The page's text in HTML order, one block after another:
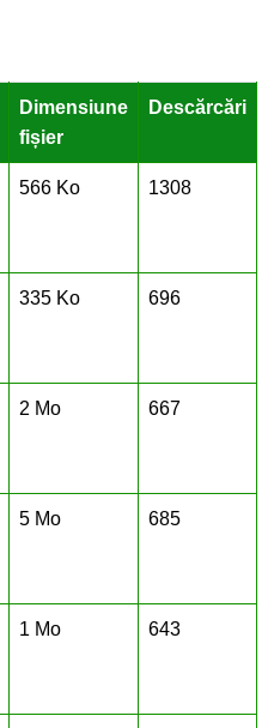
Dimensiune
fișier
Descărcări
566 Ko 1308
335 Ko 696
2 Mo 667
5 Mo 685
1 Mo 643